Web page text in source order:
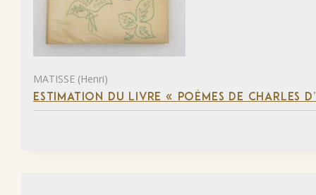
MATISSE (Henri)
ESTIMATION DU LIVRE « POÈMES DE CHARLES